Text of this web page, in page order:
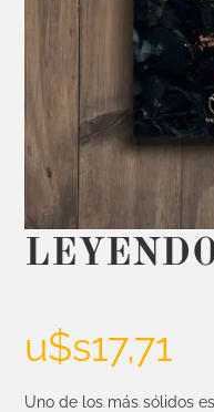
u$s17,71
Uno de los más sólidos